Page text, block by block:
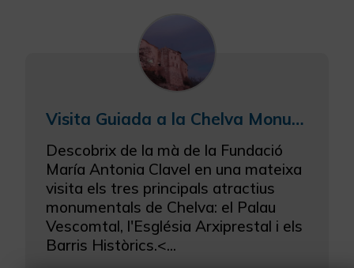
Visita Guiada a la Chelva Monumental
Descobrix de la mà de la Fundació
María Antonia Clavel en una mateixa
visita els tres principals atractius
monumentals de Chelva: el Palau
Vescomtal, l'Església Arxiprestal i els
Barris Històrics.<...